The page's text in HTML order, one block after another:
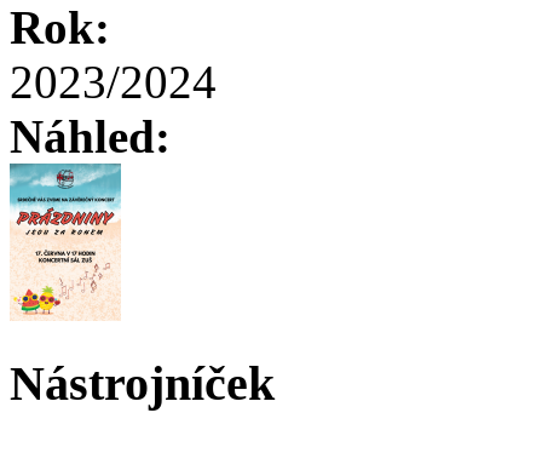
Rok:
2023/2024
Náhled:
Nástrojníček